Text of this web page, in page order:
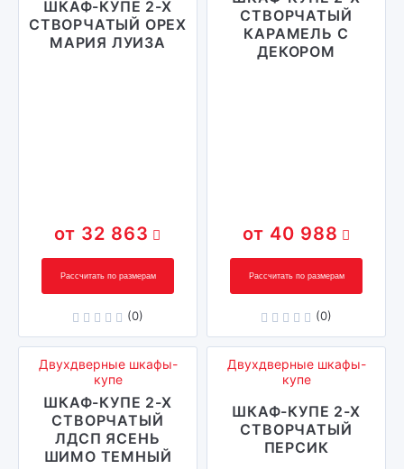
ШКАФ-КУПЕ 2-Х
СТВОРЧАТЫЙ ОРЕХ
МАРИЯ ЛУИЗА
32 863
Рассчитать по размерам
(0)
СТВОРЧАТЫЙ
КАРАМЕЛЬ С
ДЕКОРОМ
40 988
Рассчитать по размерам
(0)
Двухдверные шкафы-
купе
ШКАФ-КУПЕ 2-Х
СТВОРЧАТЫЙ
ЛДСП ЯСЕНЬ
ШИМО ТЕМНЫЙ
Двухдверные шкафы-
купе
ШКАФ-КУПЕ 2-Х
СТВОРЧАТЫЙ
ПЕРСИК